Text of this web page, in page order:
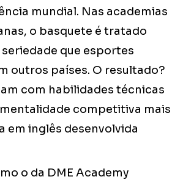
mundial. Nas academias
o basquete é tratado
que esportes
outros países. O resultado?
com habilidades técnicas
competitiva mais
em inglês desenvolvida
o da DME Academy